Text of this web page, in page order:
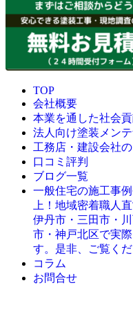
TOP
会社概要
本業を通した社会
法人向け塗装メン
工務店・建設会社
口コミ評判
ブログ一覧
一般住宅の施工事例
上！地域密着職人
伊丹市・三田市・
市・神戸北区で実
す。是非、ご覧くだ
コラム
お問合せ